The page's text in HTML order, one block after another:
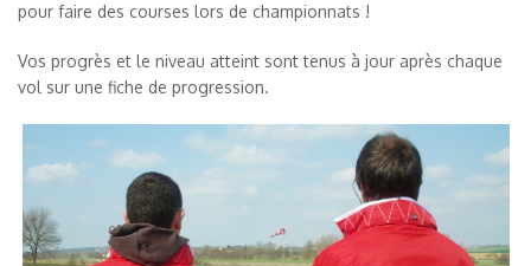
pour faire des courses lors de championnats !
Vos progrès et le niveau atteint sont tenus à jour après chaque
vol sur une fiche de progression.